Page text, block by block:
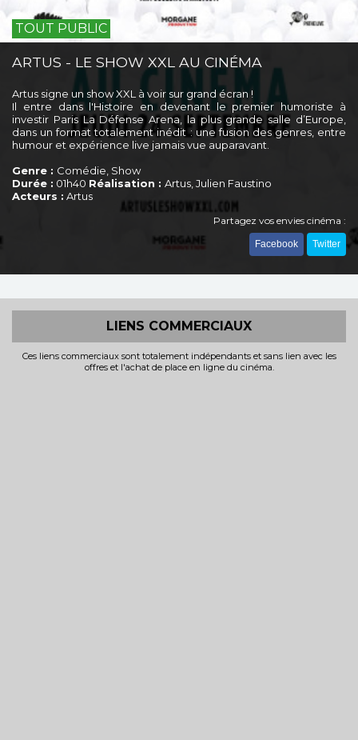
TOUT PUBLIC
ARTUS - LE SHOW XXL AU CINÉMA
Artus signe un show XXL à voir sur grand écran !
Il entre dans l'Histoire en devenant le premier humoriste à
investir Paris La Défense Arena, la plus grande salle d’Europe,
dans un format totalement inédit : une fusion des genres, entre
humour et expérience live jamais vue auparavant.
Genre : Comédie, Show
Durée : 01h40 Réalisation : Artus, Julien Faustino
Acteurs : Artus
Partagez vos envies cinéma :
Facebook Twitter
LIENS COMMERCIAUX
Ces liens commerciaux sont totalement indépendants et sans lien avec les
offres et l'achat de place en ligne du cinéma.